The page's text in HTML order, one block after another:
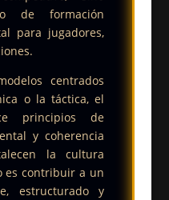
de formación
para jugadores,
centrados
o la táctica, el
principios de
y coherencia
la cultura
es contribuir a un
estructurado y